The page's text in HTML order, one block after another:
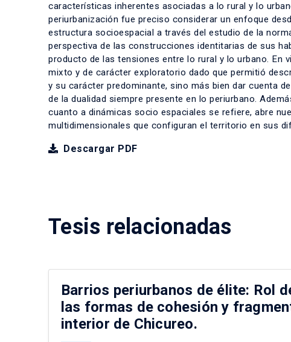
características inherentes asociadas a lo rural y lo
periurbanización fue preciso considerar un enfoque
estructura socioespacial a través del estudio de la
perspectiva de las construcciones identitarias de sus
producto de las tensiones entre lo rural y lo urbano. En
mixto y de carácter exploratorio dado que permitió
y su carácter predominante, sino más bien dar cuenta
de la dualidad siempre presente en lo periurbano.
cuanto a dinámicas socio espaciales se refiere, abre
multidimensionales que configuran el territorio en sus
Descargar PDF
Tesis relacionadas
Barrios periurbanos de élite: Rol
las formas de cohesión y
interior de Chicureo.